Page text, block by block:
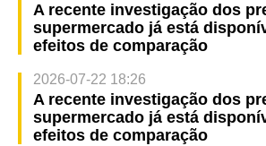
A recente investigação dos
supermercado já está
efeitos de comparação
2026-07-22 18:26
A recente investigação dos
supermercado já está
efeitos de comparação